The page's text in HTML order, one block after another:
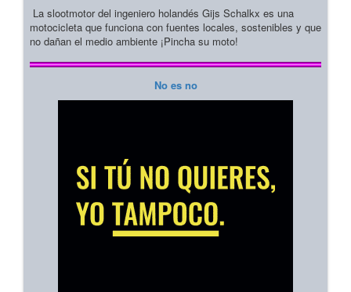
La slootmotor del ingeniero holandés Gijs Schalkx es una
motocicleta que funciona con fuentes locales, sostenibles y que
no dañan el medio ambiente ¡Pincha su moto!
No es no